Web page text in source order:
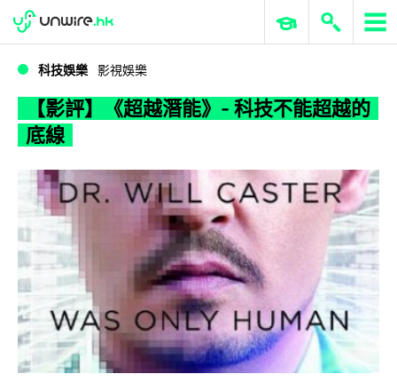
【影評】《超越潛能》- 科技不能超越的底線
WWDC 2026 ERP 與商業 AI
科技娛樂 影視娛樂
【影評】《超越潛能》- 科技不能超越的
底線